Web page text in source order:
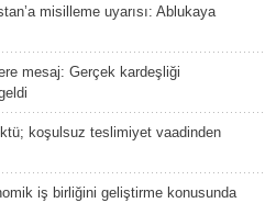
misilleme uyarısı: Ablukaya
mesaj: Gerçek kardeşliği
koşulsuz teslimiyet vaadinden
iş birliğini geliştirme konusunda